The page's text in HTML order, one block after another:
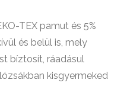
TEX pamut és 5%
és belül is, mely
bíztosít, ráadásul
kisgyermeked